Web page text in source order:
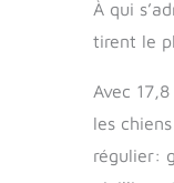
À qui
tirent le
Avec
les
régulier: